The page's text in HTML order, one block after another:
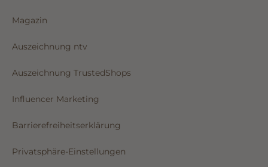
Magazin
Auszeichnung ntv
Auszeichnung TrustedShops
Influencer Marketing
Barrierefreiheitserklärung
Privatsphäre-Einstellungen